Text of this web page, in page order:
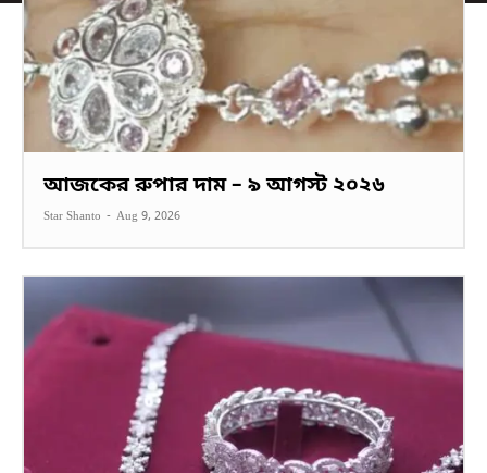
আজকের রুপার দাম – ৯ আগস্ট ২০২৬
Star Shanto - Aug 9, 2026